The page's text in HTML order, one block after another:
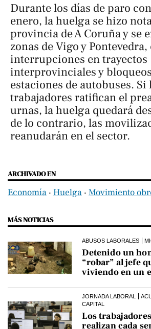
Durante los días de paro
enero, la huelga se hizo
provincia de A Coruña y se
zonas de Vigo y Pontevedra,
interrupciones en trayectos
interprovinciales y
estaciones de autobuses. Si
trabajadores ratifican el
urnas, la huelga quedará
de lo contrario, las
reanudarán en el sector.
ARCHIVADO EN
Economía ‧ Huelga ‧ Movimiento
MÁS NOTICIAS
ABUSOS LABORALES
Detenido un
“robar” al jefe
viviendo en un
JORNADA LABORAL
CAPITAL
Los
realizan cada